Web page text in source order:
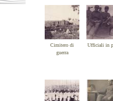
Cimitero di
guerra
Ufficiali in